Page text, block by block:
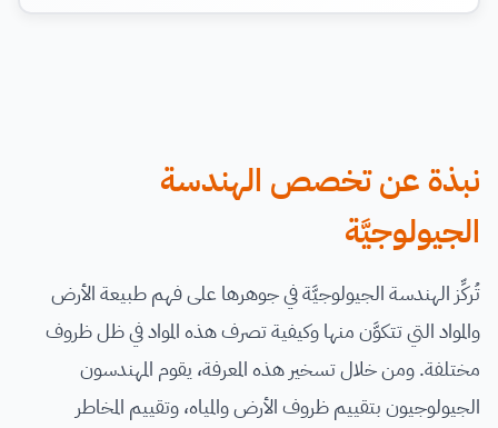
نبذة عن تخصص الهندسة
الجيولوجيَّة
تُركِّز الهندسة الجيولوجيَّة في جوهرها على فهم طبيعة الأرض
والمواد التي تتكوَّن منها وكيفية تصرف هذه المواد في ظل ظروف
مختلفة. ومن خلال تسخير هذه المعرفة، يقوم المهندسون
الجيولوجيون بتقييم ظروف الأرض والمياه، وتقييم المخاطر